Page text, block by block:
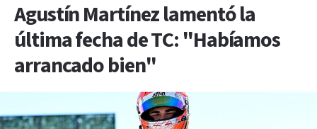
Agustín Martínez lamentó la
última fecha de TC: "Habíamos
arrancado bien"